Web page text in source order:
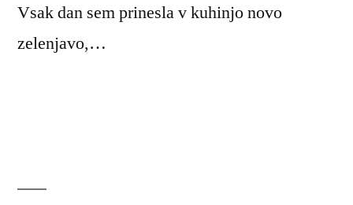
Vsak dan sem prinesla v kuhinjo novo
zelenjavo,…